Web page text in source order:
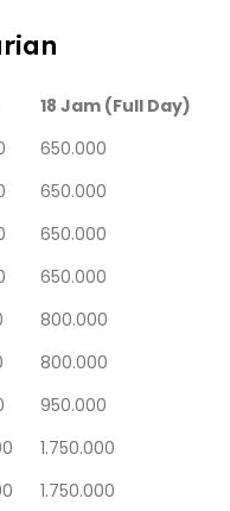
18 Jam (Full Day)
650.000
650.000
650.000
650.000
800.000
800.000
950.000
1.750.000
1.750.000